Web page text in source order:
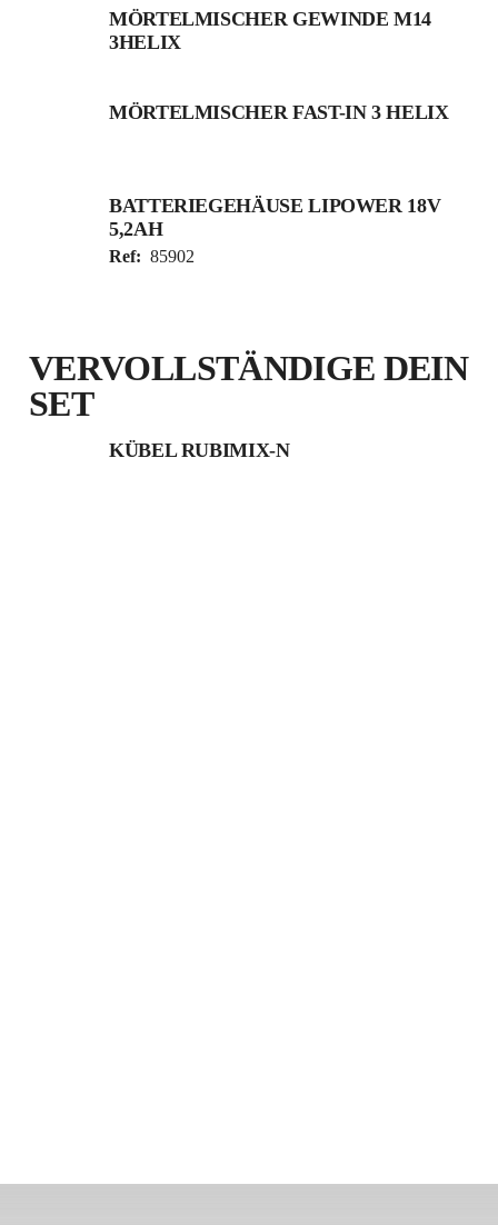
MÖRTELMISCHER GEWINDE M14
3HELIX
MÖRTELMISCHER FAST-IN 3 HELIX
BATTERIEGEHÄUSE LIPOWER 18V
5,2AH
Ref: 85902
VERVOLLSTÄNDIGE DEIN
SET
KÜBEL RUBIMIX-N